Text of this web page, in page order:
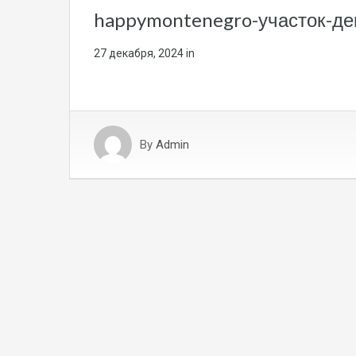
happymontenegro-участок-
27 декабря, 2024in
By Admin